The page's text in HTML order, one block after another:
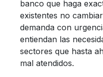
banco que haga
existentes no
demanda con
entiendan las
sectores que hasta
mal atendidos.